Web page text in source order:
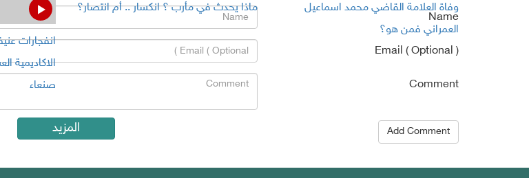
Name
Email ( Optional )
Comment
Add Comment
وفاة العلامة القاضي محمد اسماعيل
العمراني فمن هو؟
ماذا يحدث في مأرب ؟ انكسار .. أم انتصار؟
انفجارات
الاكاديمية
صنعاء
المزيد